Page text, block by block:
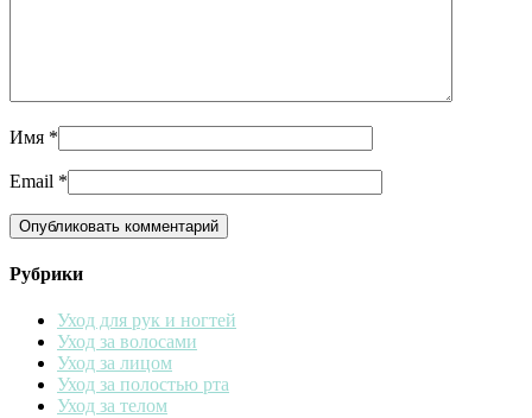
Имя *
Email *
Рубрики
Уход для рук и ногтей
Уход за волосами
Уход за лицом
Уход за полостью рта
Уход за телом